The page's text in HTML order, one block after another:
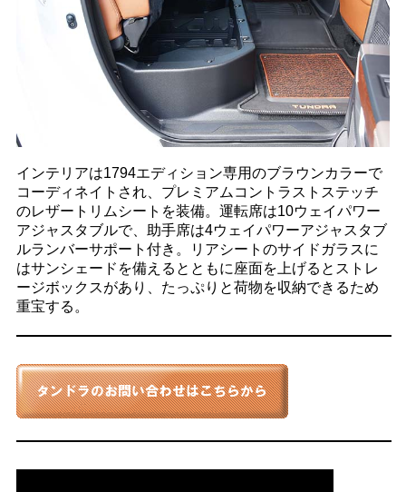
インテリアは1794エディション専用のブラウンカラーで
コーディネイトされ、プレミアムコントラストステッチ
のレザートリムシートを装備。運転席は10ウェイパワー
アジャスタブルで、助手席は4ウェイパワーアジャスタブ
ルランバーサポート付き。リアシートのサイドガラスに
はサンシェードを備えるとともに座面を上げるとストレ
ージボックスがあり、たっぷりと荷物を収納できるため
重宝する。